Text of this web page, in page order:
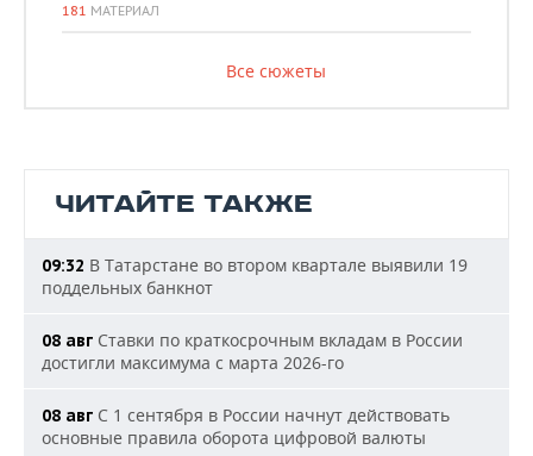
181 МАТЕРИАЛ
Все сюжеты
ЧИТАЙТЕ ТАКЖЕ
09:32 В Татарстане во втором квартале выявили 19
поддельных банкнот
08 авг Ставки по краткосрочным вкладам в России
достигли максимума с марта 2026-го
08 авг С 1 сентября в России начнут действовать
основные правила оборота цифровой валюты